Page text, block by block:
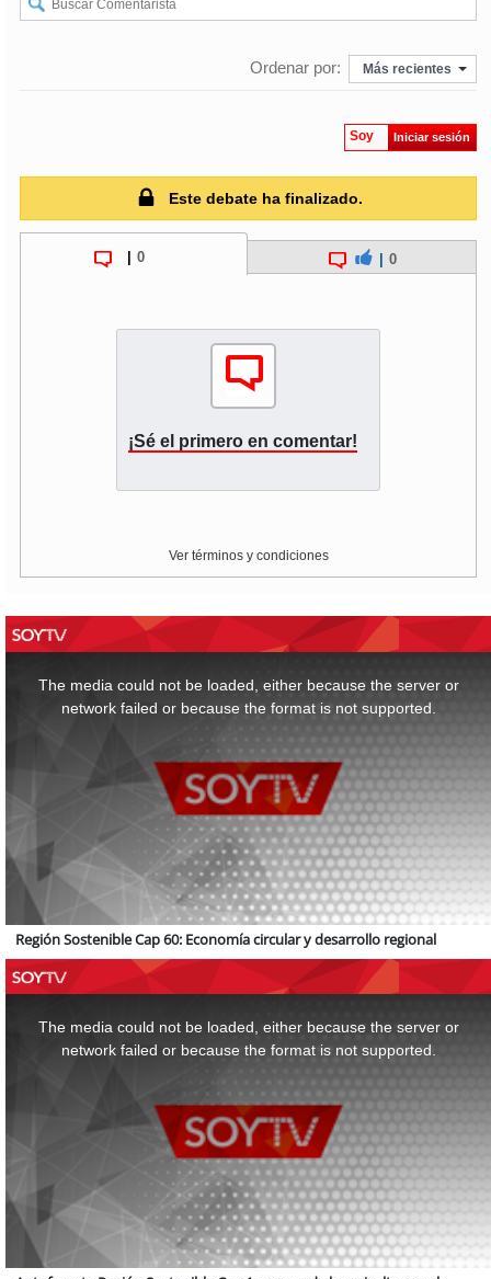
Ordenar por: Más recientes
Soy Iniciar sesión
Este debate ha finalizado.
0 0
¡Sé el primero en comentar!
Ver términos y condiciones
The media could not be loaded, either because the server or
network failed or because the format is not supported.
Región Sostenible Cap 60: Economía circular y desarrollo regional
The media could not be loaded, either because the server or
network failed or because the format is not supported.